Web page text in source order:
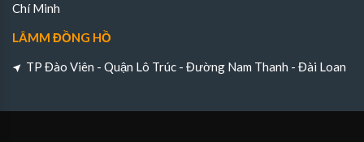
Chí Minh
LÂMM ĐỒNG HỒ
TP Đào Viên - Quận Lô Trúc - Đường Nam Thanh - Đài Loan